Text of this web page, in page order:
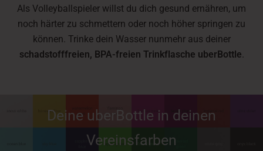
Als Volleyballspieler willst du dich gesund ernähren, um
noch härter zu schmettern oder noch höher springen zu
können. Trinke dein Wasser nunmehr aus deiner
schadstofffreien, BPA-freien Trinkflasche uberBottle
Deine uberBottle in deinen
Vereinsfarben